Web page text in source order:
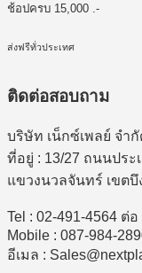
ช้อปครบ 15,000 .-
ส่งฟรีทั่วประเทศ
ติดต่อสอบถาม
บริษัท เน็กซ์เพลย์ จำ
ที่อยู่ : 13/27 ถนนประ
แขวงนวลจันทร์ เขต
Tel : 02-491-4564 ต่อ
Mobile : 087-984-
อีเมล :